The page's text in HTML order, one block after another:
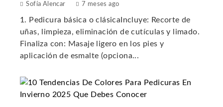
Sofía Alencar 7 meses ago
1. Pedicura básica o clásicaIncluye: Recorte de
uñas, limpieza, eliminación de cutículas y limado.
Finaliza con: Masaje ligero en los pies y
aplicación de esmalte (opciona...